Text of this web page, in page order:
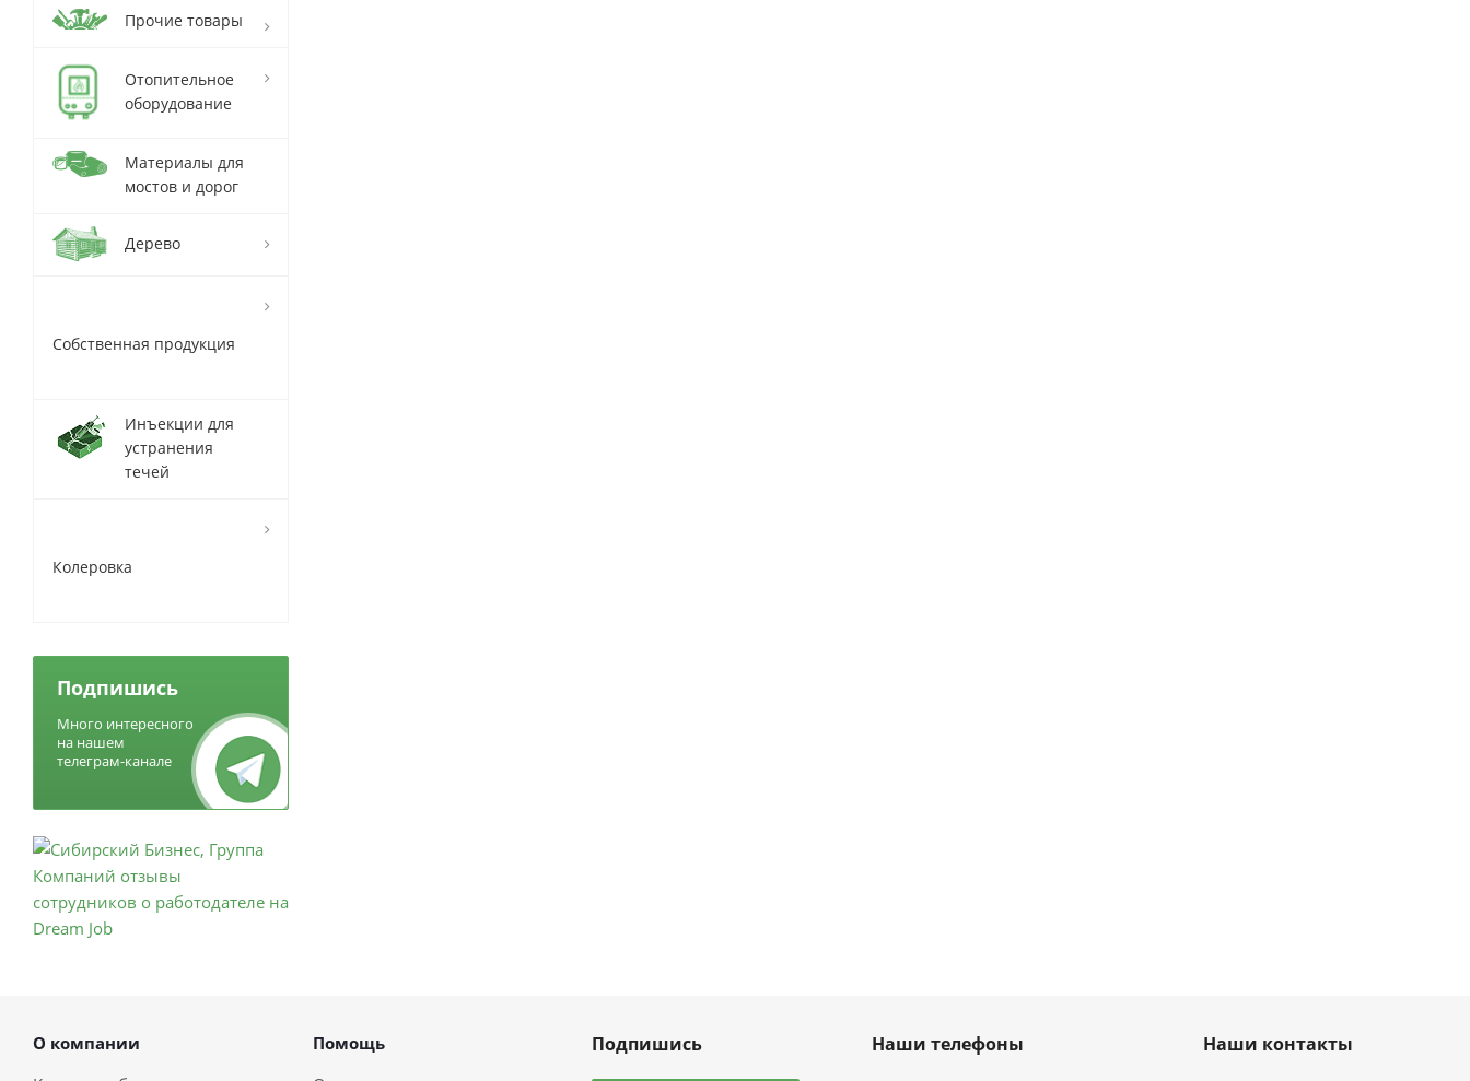
Прочие товары
Отопительное
оборудование
Материалы для
мостов и дорог
Дерево
Собственная продукция
Инъекции для
устранения
течей
Колеровка
Подпишись
Много интересного
на нашем
телеграм-канале
О компании
Помощь
Подпишись Наши телефоны Наши контакты